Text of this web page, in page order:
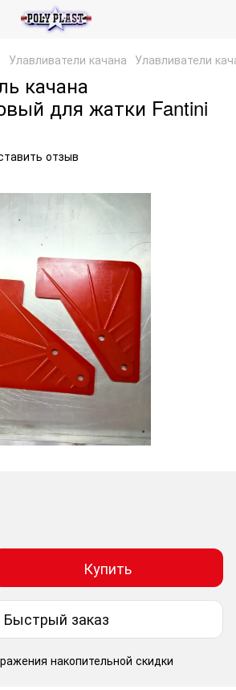
Улавливатели качана Улавливатели
качана
для жатки Fantini
отзыв
Купить
Быстрый заказ
накопительной скидки